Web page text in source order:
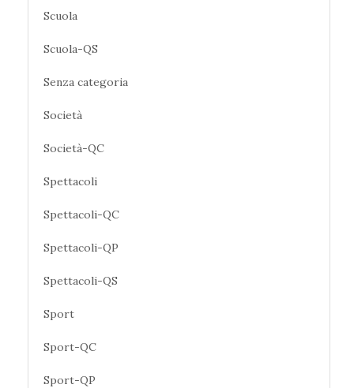
Scuola
Scuola-QS
Senza categoria
Società
Società-QC
Spettacoli
Spettacoli-QC
Spettacoli-QP
Spettacoli-QS
Sport
Sport-QC
Sport-QP